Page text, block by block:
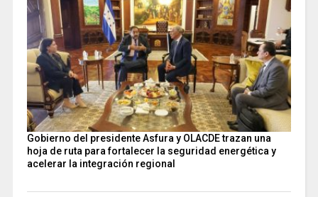
Gobierno del presidente Asfura y OLACDE trazan una
hoja de ruta para fortalecer la seguridad energética y
acelerar la integración regional